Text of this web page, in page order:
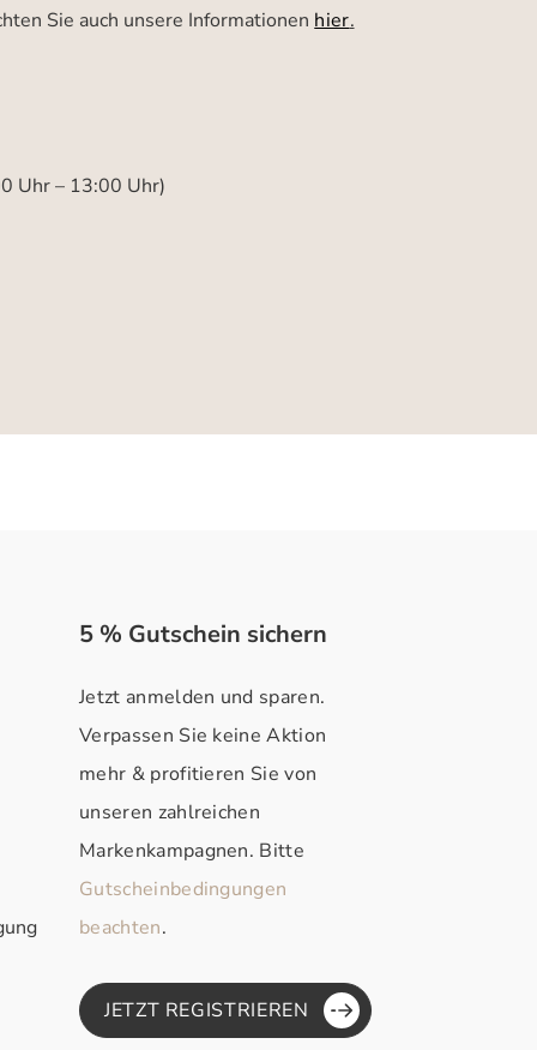
Sie auch unsere Informationen hier.
Uhr – 13:00 Uhr)
5 % Gutschein sichern
Jetzt anmelden und sparen.
Verpassen Sie keine Aktion
mehr & profitieren Sie von
unseren zahlreichen
Markenkampagnen. Bitte
Gutscheinbedingungen
beachten.
JETZT REGISTRIEREN